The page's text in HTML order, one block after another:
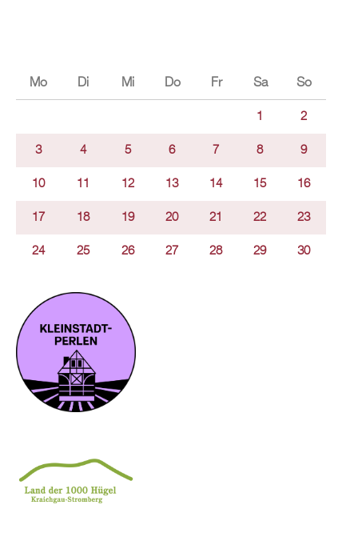
Mo Di Mi Do Fr Sa So
1 2
3 4 5 6 7 8 9
10 11 12 13 14 15 16
17 18 19 20 21 22 23
24 25 26 27 28 29 30